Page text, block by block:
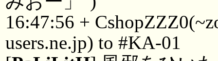
16:47:56 +
users.ne.jp) to #KA-01